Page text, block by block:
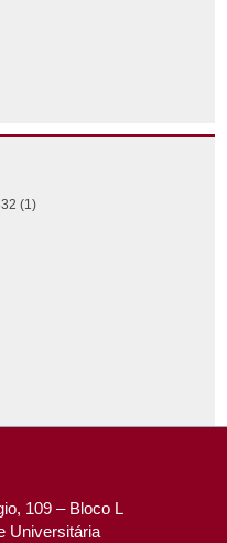
(1)
109 – Bloco L
Universitária